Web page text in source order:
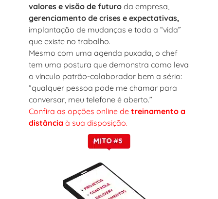
valores e visão de futuro da empresa,
gerenciamento de crises e expectativas,
implantação de mudanças e toda a “vida”
que existe no trabalho.
Mesmo com uma agenda puxada, o chef
tem uma postura que demonstra como leva
o vínculo patrão-colaborador bem a sério:
“qualquer pessoa pode me chamar para
conversar, meu telefone é aberto.”
Confira as opções online de treinamento a
distância à sua disposição.